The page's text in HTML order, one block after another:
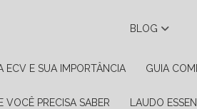
BLOG
ECV E SUA IMPORTÂNCIA GUIA
PRECISA SABER LAUDO